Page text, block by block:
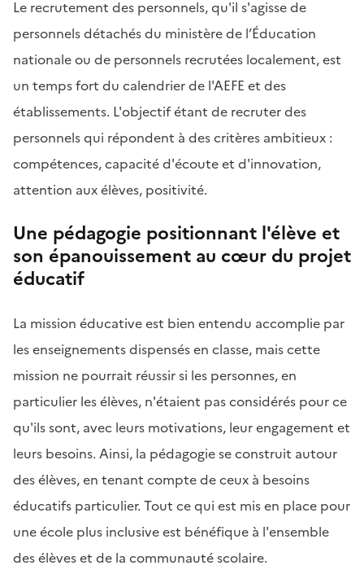
Le recrutement des personnels, qu'il s'agisse de
personnels détachés du ministère de l’Éducation
nationale ou de personnels recrutées localement, est
un temps fort du calendrier de l'AEFE et des
établissements. L'objectif étant de recruter des
personnels qui répondent à des critères ambitieux :
compétences, capacité d'écoute et d'innovation,
attention aux élèves, positivité.
Une pédagogie positionnant l'élève et
son épanouissement au cœur du projet
éducatif
La mission éducative est bien entendu accomplie par
les enseignements dispensés en classe, mais cette
mission ne pourrait réussir si les personnes, en
particulier les élèves, n'étaient pas considérés pour ce
qu'ils sont, avec leurs motivations, leur engagement et
leurs besoins. Ainsi, la pédagogie se construit autour
des élèves, en tenant compte de ceux à besoins
éducatifs particulier. Tout ce qui est mis en place pour
une école plus inclusive est bénéfique à l'ensemble
des élèves et de la communauté scolaire.